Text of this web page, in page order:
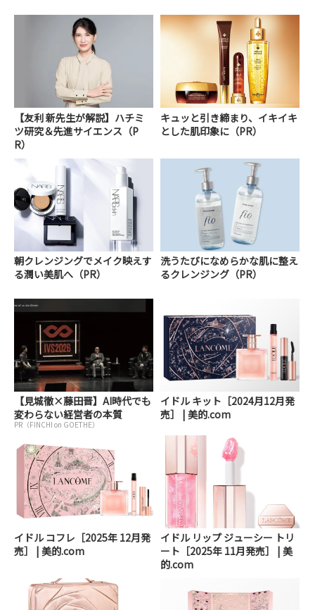
【友利 新先生が解説】ハチミ
ツ研究＆先進サイエンス（P
R）
キュッと引き締まり、イキイキ
とした肌印象に（PR）
朝クレンジングでメイク映えす
る潤い美肌へ（PR）
洗うたびになめらかな肌に整え
るクレンジング（PR）
【見城徹×藤田晋】AI時代でも
変わらない経営者の本質
PR（FINCHI on GOETHE）
イドル キット［2024月12月発
売］ | 美的.com
イドル コフレ［2025年 12月発
売］ | 美的.com
イドル リップ ジューシー トリ
ート［2025年 11月発売］ | 美
的.com